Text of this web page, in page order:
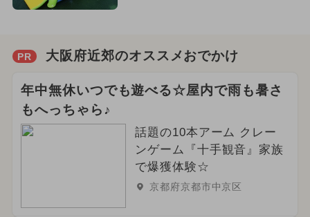
PR 大阪府近郊のオススメおでかけ
年中無休いつでも遊べる☆屋内で雨も暑さ
もへっちゃら♪
話題の10本アーム クレー
ンゲーム『十手観音』家族
で爆獲体験☆
京都府京都市中京区